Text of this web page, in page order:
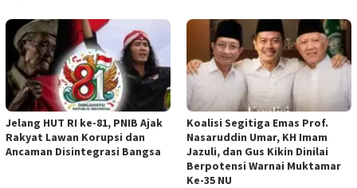
Jelang HUT RI ke-81, PNIB Ajak
Rakyat Lawan Korupsi dan
Ancaman Disintegrasi Bangsa
Koalisi Segitiga Emas Prof.
Nasaruddin Umar, KH Imam
Jazuli, dan Gus Kikin Dinilai
Berpotensi Warnai Muktamar
Ke-35 NU